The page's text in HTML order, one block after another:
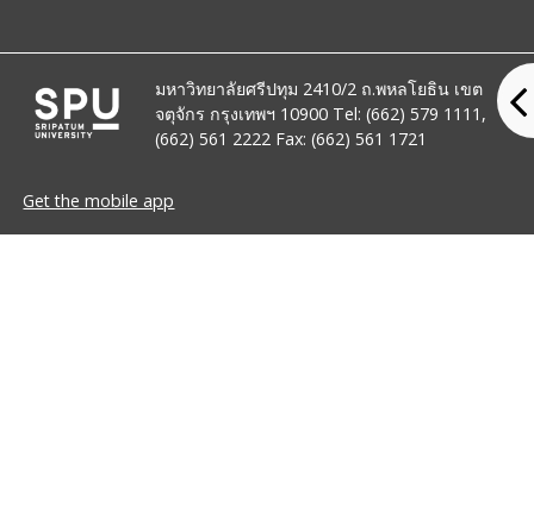
มหาวิทยาลัยศรีปทุม 2410/2 ถ.พหลโยธิน เขต
จตุจักร กรุงเทพฯ 10900 Tel: (662) 579 1111,
(662) 561 2222 Fax: (662) 561 1721
Get the mobile app